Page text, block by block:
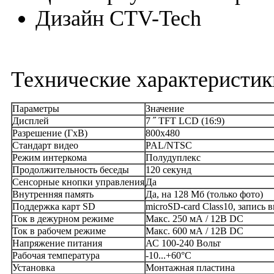
Дизайн CTV-Tech
Технические
Параметры
Значение
Дисплей
7 ˝ TFT LCD (16:9)
Разрешение (ГхВ)
800x480
Стандарт видео
PAL/NTSC
Режим интеркома
Полудуплекс
Продолжительность беседы
120 секунд
Сенсорные кнопки управленияДа
Внутренняя память
Да, на 128 Мб (только фото)
Поддержка карт SD
microSD-card Class10, запись
Ток в дежурном режиме
Макс. 250 мА / 12В DC
Ток в рабочем режиме
Макс. 600 мА / 12В DC
Напряжение питания
АС 100-240 Вольт
Рабочая температура
-10...+60°С
Установка
Монтажная пластина